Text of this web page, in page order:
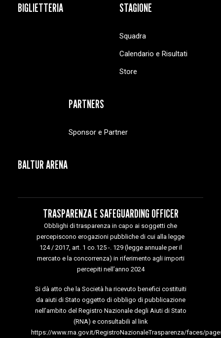
BIGLIETTERIA STAGIONE
Squadra
Calendario e Risultati
Store
PARTNERS
Sponsor e Partner
BALTUR ARENA
TRASPARENZA E SAFEGUARDING OFFICER
Obblighi di trasparenza in capo ai soggetti che
percepiscono erogazioni pubbliche di cui alla legge
124 / 2017, art. 1 co.125 -. 129 (legge annuale per il
mercato e la concorrenza) in riferimento agli importi
percepiti nell’anno 2024
Si dà atto che la Società ha ricevuto benefici costituiti
da aiuti di Stato oggetto di obbligo di pubblicazione
nell’ambito del Registro Nazionale degli Aiuti di Stato
(RNA) e consultabili al link
https://www.rna.gov.it/RegistroNazionaleTrasparenza/faces/